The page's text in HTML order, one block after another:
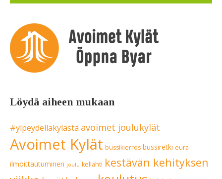
Löydä aiheen mukaan
#ylpeydelläkylästä avoimet joulukylät
Avoimet Kylät bussikierros bussiretki eura
ilmoittautuminen joulu kellahti kestävän kehityksen